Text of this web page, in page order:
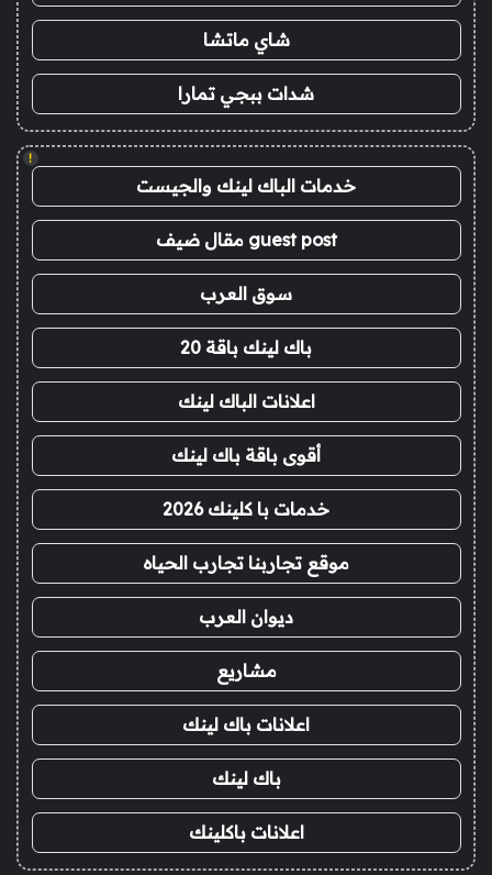
شاي ماتشا
شدات ببجي تمارا
!
خدمات الباك لينك والجيست
guest post مقال ضيف
سوق العرب
باك لينك باقة 20
اعلانات الباك لينك
أقوى باقة باك لينك
خدمات با كلينك 2026
موقع تجاربنا تجارب الحياه
ديوان العرب
مشاريع
اعلانات باك لينك
باك لينك
اعلانات باكلينك